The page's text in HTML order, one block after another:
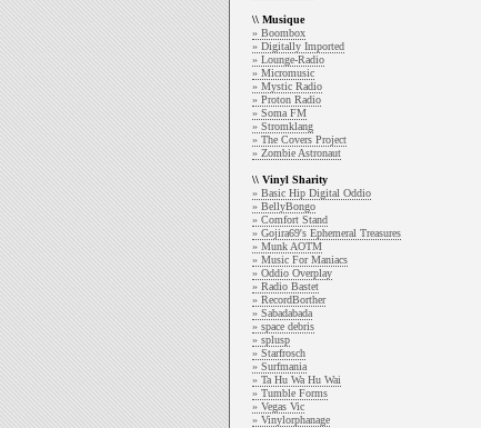
\\ Musique
» Boombox
» Digitally Imported
» Lounge-Radio
» Micromusic
» Mystic Radio
» Proton Radio
» Soma FM
» Stromklang
» The Covers Project
» Zombie Astronaut
\\ Vinyl Sharity
» Basic Hip Digital Oddio
» BellyBongo
» Comfort Stand
» Gojira69's Ephemeral Treasures
» Munk AOTM
» Music For Maniacs
» Oddio Overplay
» Radio Bastet
» RecordBorther
» Sabadabada
» space debris
» splusp
» Starfrosch
» Surfmania
» Ta Hu Wa Hu Wai
» Tumble Forms
» Vegas Vic
» Vinylorphanage